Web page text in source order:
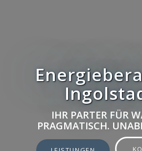
IHR PARTER FÜR
PRAGMATISCH.